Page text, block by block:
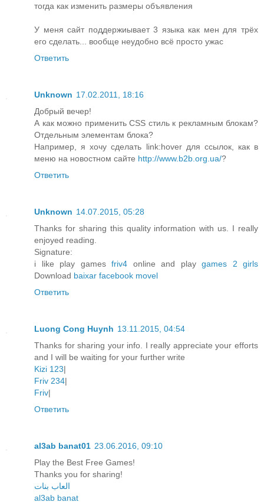
тогда как изменить размеры объявления
У меня сайт поддержиывает 3 языка как мен для трёх
его сделать... вообще неудобно всё просто ужас
Ответить
Unknown 17.02.2011, 18:16
Добрый вечер!
А как можно применить CSS стиль к рекламным блокам?
Отдельным элементам блока?
Например, я хочу сделать link:hover для ссылок, как в
меню на новостном сайте http://www.b2b.org.ua/?
Ответить
Unknown 14.07.2015, 05:28
Thanks for sharing this quality information with us. I really
enjoyed reading.
Signature:
i like play games friv4 online and play games 2 girls
Download baixar facebook movel
Ответить
Luong Cong Huynh 13.11.2015, 04:54
Thanks for sharing your info. I really appreciate your efforts
and I will be waiting for your further write
Kizi 123|
Friv 234|
Friv|
Ответить
al3ab banat01 23.06.2016, 09:10
Play the Best Free Games!
Thanks you for sharing!
العاب بنات
al3ab banat